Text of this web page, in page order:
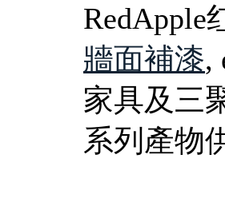
RedApple
牆面補漆,
家具及三
系列產物